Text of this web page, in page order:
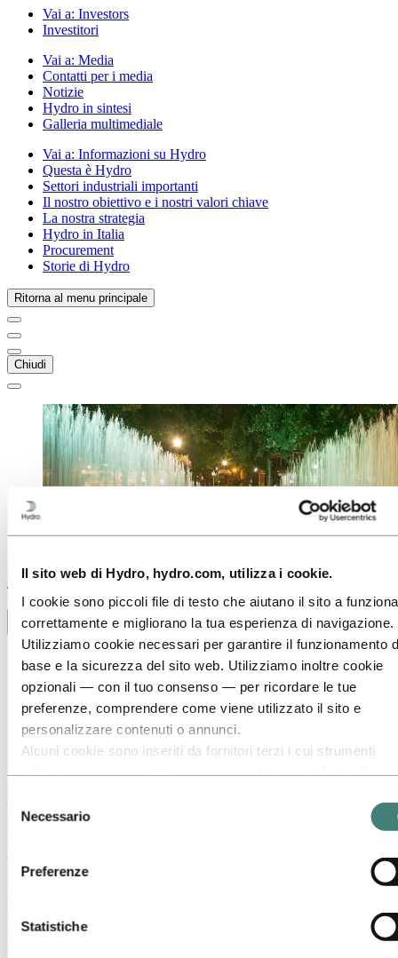
Il sito web di Hydro, hydro.com, utilizza i cookie.
I cookie sono piccoli file di testo che aiutano il sito a
correttamente e migliorano la tua esperienza di navigazione.
Utilizziamo cookie necessari per garantire il funzionamento
base e la sicurezza del sito web. Utilizziamo inoltre cookie
opzionali — con il tuo consenso — per ricordare le tue
preferenze, comprendere come viene utilizzato il sito e
personalizzare contenuti o annunci.
Alcuni cookie sono inseriti da fornitori terzi i cui strumenti
utilizzo del nostro sito con altre informazioni che hai fornito
o che hanno raccolto tramite l’utilizzo dei loro servizi. Il terzo
trattamento dei dati personali raccolti da tale cookie. Puoi
riportato più sotto.
del
consenso
Necessario
Preferenze
Statistiche
Vai a: Investors
Investitori
Vai a: Media
Contatti per i media
Notizie
Hydro in sintesi
Galleria multimediale
Vai a: Informazioni su Hydro
Questa è Hydro
Settori industriali importanti
Il nostro obiettivo e i nostri valori chiave
La nostra strategia
Hydro in Italia
Procurement
Storie di Hydro
Ritorna al menu principale
Chiudi
StoriesbyHydro
Toggle menu visibility
Tutte
L'alluminio in uso
Innovazione e tecnologia
Sostenibilità
persone e carriere
Il riciclo
Giocare all'aperto su una fontana di
By Tanja Verrijdt-Buijks
In un parco commerciale a Soest, i getti d'acqua saltano fuori dal
pavimento. Qui si può ammirare l'attrazione mobile
Playfountain® è un “palcoscenico” di circa 25 cm di altezza con